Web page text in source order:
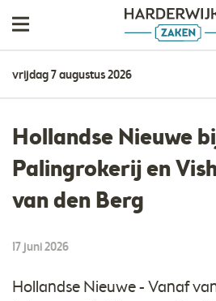
vrijdag 7 augustus 2026
Hollandse Nieuwe
Palingrokerij en
van den Berg
17 juni 2026
Hollandse Nieuwe - Vanaf